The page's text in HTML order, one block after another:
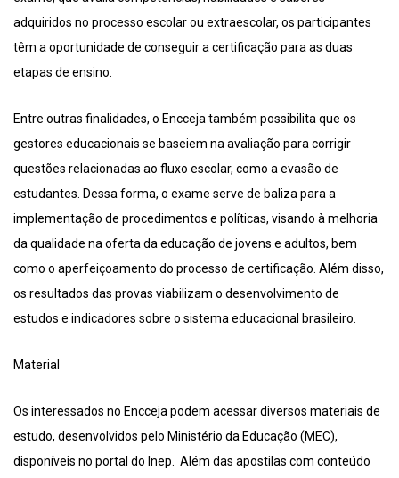
adquiridos no processo escolar ou extraescolar, os participantes
têm a oportunidade de conseguir a certificação para as duas
etapas de ensino.
Entre outras finalidades, o Encceja também possibilita que os
gestores educacionais se baseiem na avaliação para corrigir
questões relacionadas ao fluxo escolar, como a evasão de
estudantes. Dessa forma, o exame serve de baliza para a
implementação de procedimentos e políticas, visando à melhoria
da qualidade na oferta da educação de jovens e adultos, bem
como o aperfeiçoamento do processo de certificação. Além disso,
os resultados das provas viabilizam o desenvolvimento de
estudos e indicadores sobre o sistema educacional brasileiro.
Material
Os interessados no Encceja podem acessar diversos materiais de
estudo, desenvolvidos pelo Ministério da Educação (MEC),
disponíveis no portal do Inep. Além das apostilas com conteúdo